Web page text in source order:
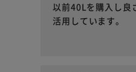
以前40Lを購入し良
活用しています。